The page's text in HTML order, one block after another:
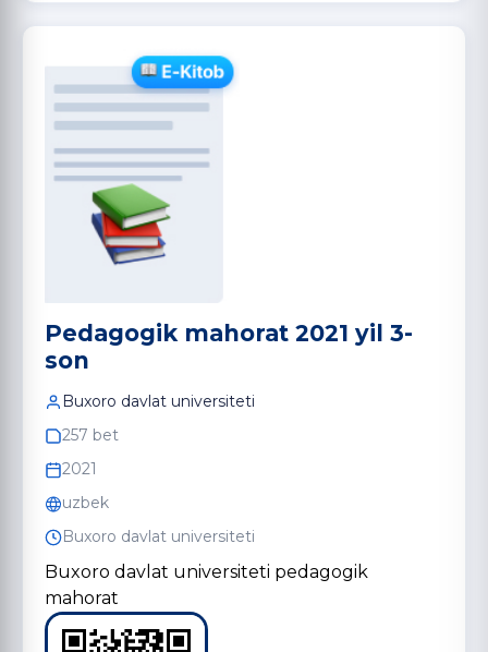
Pedagogik mahorat 2021 yil 3-
son
Buxoro davlat universiteti
257 bet
2021
uzbek
Buxoro davlat universiteti
Buxoro davlat universiteti pedagogik
mahorat